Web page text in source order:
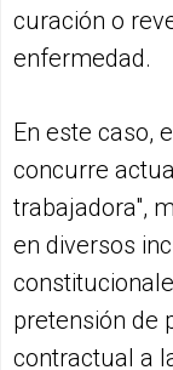
curación o
enfermedad.
En este caso,
concurre
trabajadora",
en diversos
pretensión de
contractual a